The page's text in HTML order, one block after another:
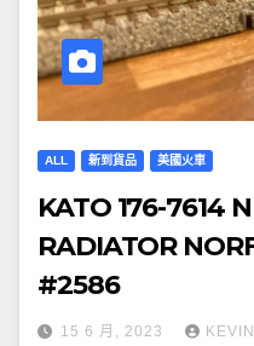
ALL 新到貨品 美國火車
KATO 176-7614
RADIATOR
#2586
15 6 月, 2023